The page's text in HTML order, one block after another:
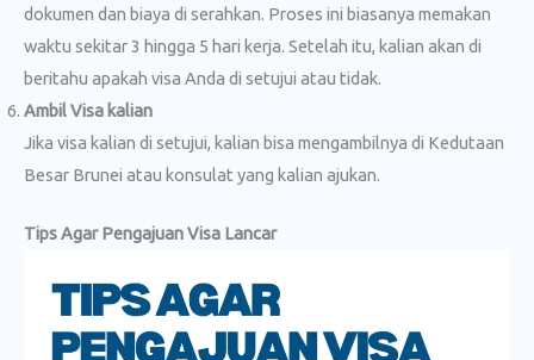
dokumen dan biaya di serahkan. Proses ini biasanya memakan
waktu sekitar 3 hingga 5 hari kerja. Setelah itu, kalian akan di
beritahu apakah visa Anda di setujui atau tidak.
Ambil Visa kalian
Jika visa kalian di setujui, kalian bisa mengambilnya di Kedutaan
Besar Brunei atau konsulat yang kalian ajukan.
Tips Agar Pengajuan Visa Lancar